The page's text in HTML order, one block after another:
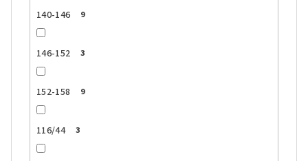
140-146 9
146-152 3
152-158 9
116/44 3